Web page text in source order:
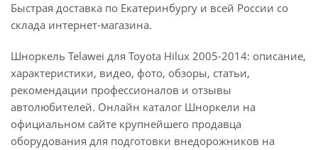
Быстрая доставка по Екатеринбургу и всей России со
склада интернет-магазина.
Шноркель Telawei для Toyota Hilux 2005-2014: описание,
характеристики, видео, фото, обзоры, статьи,
рекомендации профессионалов и отзывы
автолюбителей. Онлайн каталог Шноркели на
официальном сайте крупнейшего продавца
оборудования для подготовки внедорожников на